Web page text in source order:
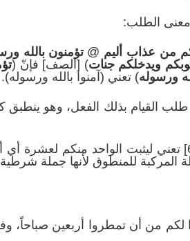
معنى الطلب:
من عذاب أليم @تؤمنون بالله
ويدخلكم جنات) [الصف] فإنّ (
ورسوله) تعني (آمنوا بالله ورسوله).
القيام بذلك الفعل، وهو ينطبق
) [الأنفال/65] تعني ليثبت الواحد منكم
المركبة للمنطوق لأنها جملة
من أن تمطروا أربعين صباحاً،